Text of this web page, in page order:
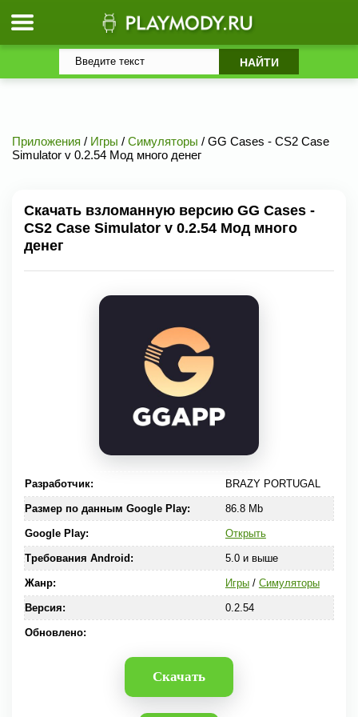
Приложения / Игры / Симуляторы / GG Cases - CS2 Case
Simulator v 0.2.54 Мод много денег
Скачать взломанную версию GG Cases -
CS2 Case Simulator v 0.2.54 Мод много
денег
Разработчик: BRAZY PORTUGAL
Размер по данным Google Play: 86.8 Mb
Google Play: Открыть
Требования Android: 5.0 и выше
Жанр: Игры/ Симуляторы
Версия: 0.2.54
Обновлено:
Скачать